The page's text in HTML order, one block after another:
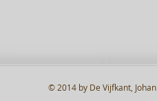
© 2014 by De Vijfkant,